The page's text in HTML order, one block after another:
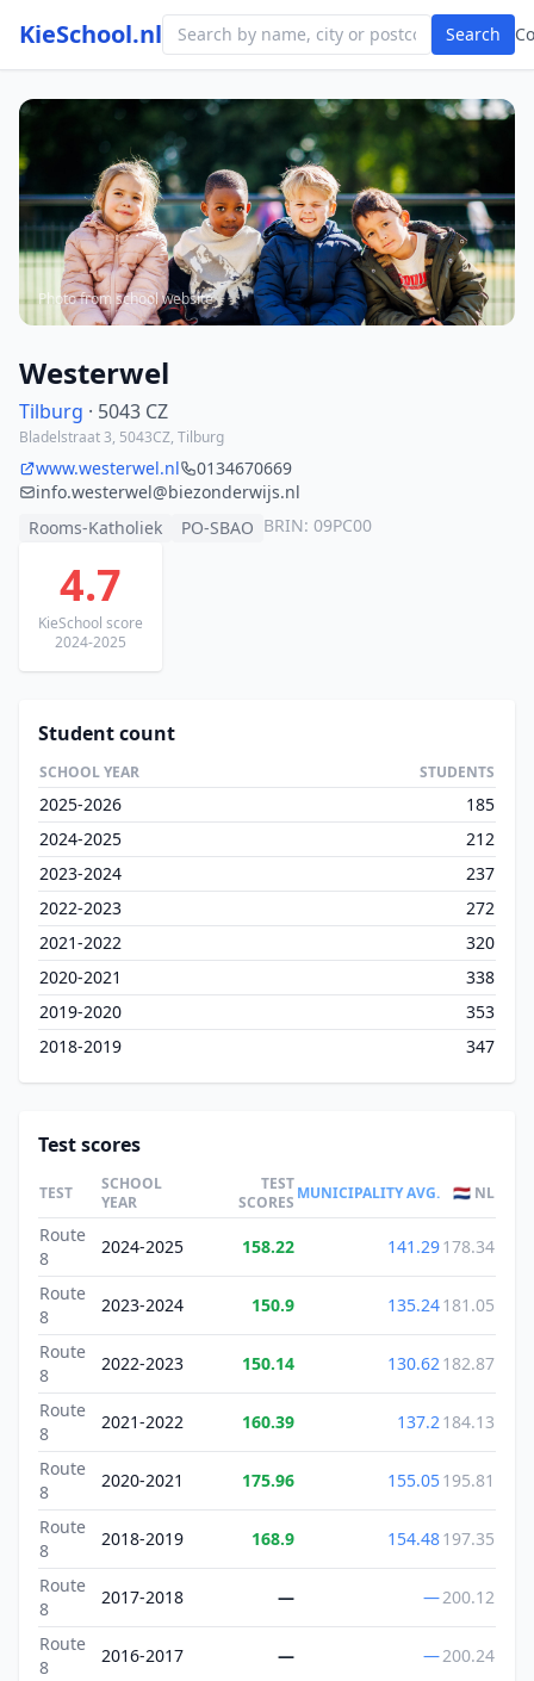
KieSchool.nl Search
Photo from school website
Westerwel
Tilburg · 5043 CZ
Bladelstraat 3, 5043CZ, Tilburg
www.westerwel.nl
0134670669
info.westerwel@biezonderwijs.nl
Rooms-Katholiek
PO-SBAO BRIN: 09PC00
4.7
KieSchool score
2024-2025
Student count
SCHOOL YEAR STUDENTS
2025-2026
185
2024-2025
212
2023-2024
237
2022-2023
272
2021-2022
320
2020-2021
338
2019-2020
353
2018-2019
347
Test scores
TEST
SCHOOL
YEAR
TEST
SCORES MUNICIPALITY AVG. 🇳🇱 NL
Route
8
2024-2025 158.22 141.29178.34
Route
8
2023-2024 150.9 135.24181.05
Route
8
2022-2023 150.14 130.62182.87
Route
8
2021-2022 160.39 137.2184.13
Route
8
2020-2021 175.96 155.05195.81
Route
8
2018-2019 168.9 154.48197.35
Route
8
2017-2018 — —200.12
Route
8
2016-2017 — —200.24